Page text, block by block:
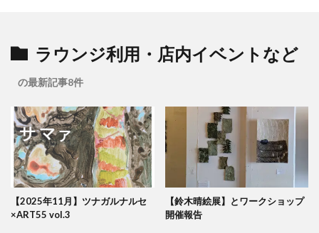
ラウンジ利用・店内イベントなど
の最新記事8件
【2025年11月】ツナガルナルセ
×ART55 vol.3
【鈴木晴絵展】とワークショップ
開催報告